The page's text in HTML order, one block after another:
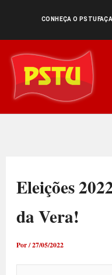
conteúdo
CONHEÇA O PSTU
Eleições
da Vera!
Por/27/05/2022